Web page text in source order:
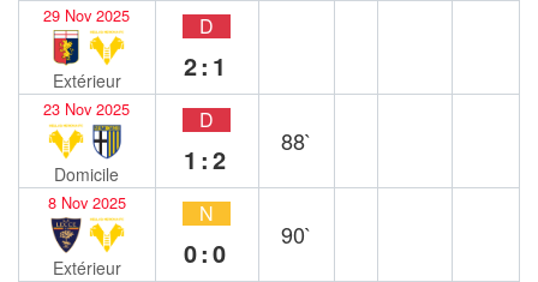
29 Nov 2025
Extérieur
D
2:1
23 Nov 2025
Domicile
D
1:2
88`
8 Nov 2025
Extérieur
N
0:0
90`